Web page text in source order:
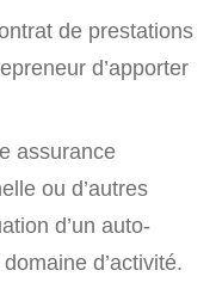
de prestations
d’apporter
assurance
ou d’autres
d’un auto-
d’activité.